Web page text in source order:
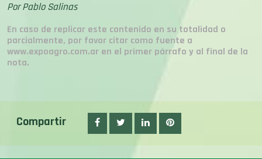
Por Pablo Salinas
En caso de replicar este contenido en su totalidad o
parcialmente, por favor citar como fuente a
www.expoagro.com.ar en el primer párrafo y al final de la
nota.
Compartir